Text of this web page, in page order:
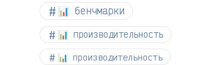
📊 бенчмарки
📊 производительность
📊 производительность